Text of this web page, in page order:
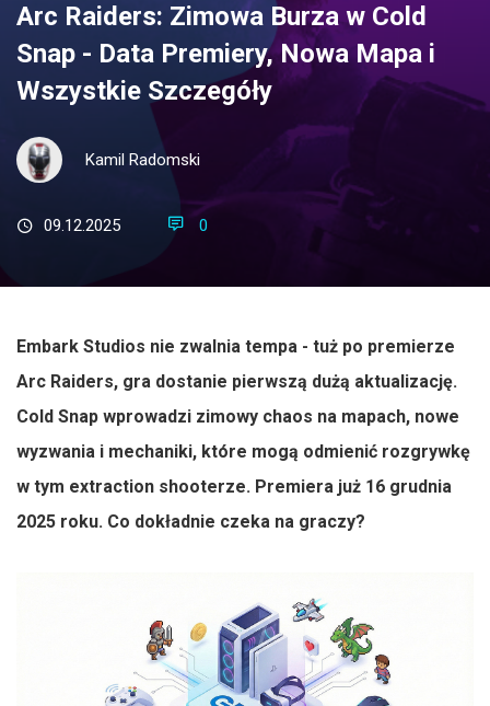
Arc Raiders: Zimowa Burza w Cold
Snap - Data Premiery, Nowa Mapa i
Wszystkie Szczegóły
Kamil Radomski
09.12.2025 0
Embark Studios nie zwalnia tempa - tuż po premierze
Arc Raiders, gra dostanie pierwszą dużą aktualizację.
Cold Snap wprowadzi zimowy chaos na mapach, nowe
wyzwania i mechaniki, które mogą odmienić rozgrywkę
w tym extraction shooterze. Premiera już 16 grudnia
2025 roku. Co dokładnie czeka na graczy?